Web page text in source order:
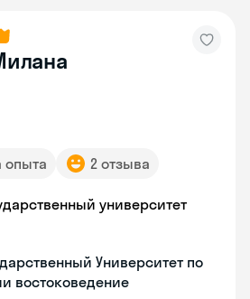
опыта 2 отзыва
университет
Университет по
востоковедение